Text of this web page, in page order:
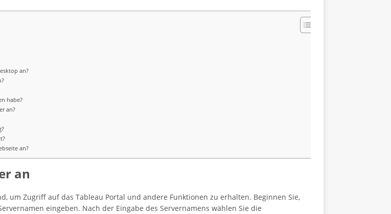
an?
habe?
an?
an?
an
um Zugriff auf das Tableau Portal und andere Funktionen zu erhalten. Beginnen Sie,
eingeben. Nach der Eingabe des Servernamens wählen Sie die